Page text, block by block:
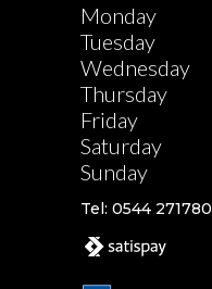
Monday
Tuesday
Wednesday
Thursday
Friday
Saturday
Sunday
Tel: 0544 271780